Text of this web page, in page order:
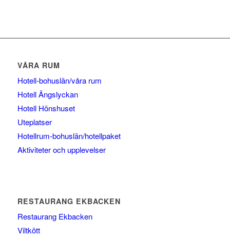
VÅRA RUM
Hotell-bohuslän/våra rum
Hotell Ängslyckan
Hotell Hönshuset
Uteplatser
Hotellrum-bohuslän/hotellpaket
Aktiviteter och upplevelser
RESTAURANG EKBACKEN
Restaurang Ekbacken
Viltkött